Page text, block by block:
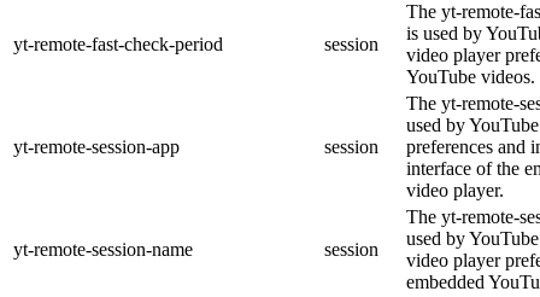
yt-remote-fast-check-period session
The yt-remote-
is used by
video player
YouTube videos.
yt-remote-session-app session
The yt-remote-
used by
preferences and
interface of the
video player.
yt-remote-session-name session
The yt-remote-
used by
video player
embedded